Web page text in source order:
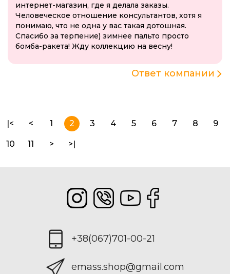
интернет-магазин, где я делала заказы.
Человеческое отношение консультантов, хотя я
понимаю, что не одна у вас такая дотошная.
Спасибо за терпение) зимнее пальто просто
бомба-ракета! Жду коллекцию на весну!
Ответ компании
|< < 1 2 3 4 5 6 7 8 9
10 11 > >|
+38(067)701-00-21
emass.shop@gmail.com